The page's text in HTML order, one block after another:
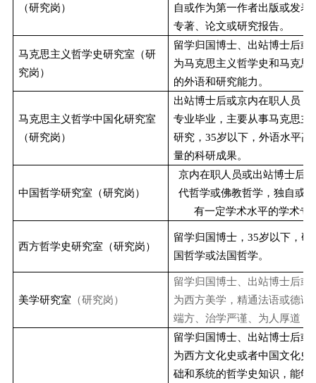
（研究岗）
自或作为第一作者出版或发
专著、论文或研究报告。
马克思主义哲学史研究室（研
究岗）
留学归国博士、出站博士后
为马克思主义哲学史和马克
的外语和研究能力。
马克思主义哲学中国化研究室
（研究岗）
出站博士后或京内在职人员
专业毕业，主要从事马克思主
研究，35岁以下，外语水平高
量的科研成果。
中国哲学研究室（研究岗）
京内在职人员或出站博士后
代哲学或佛教哲学，独自或
有一定学术水平的学术专
西方哲学史研究室（研究岗）
留学归国博士，35岁以下，研
国哲学或法国哲学。
美学研究室 （研究岗）
留学归国博士、出站博士后
为西方美学，精通法语或德
端方、治学严谨、为人厚道
留学归国博士、出站博士后
为西方文化史或者中国文化
础和系统的哲学史知识，能够